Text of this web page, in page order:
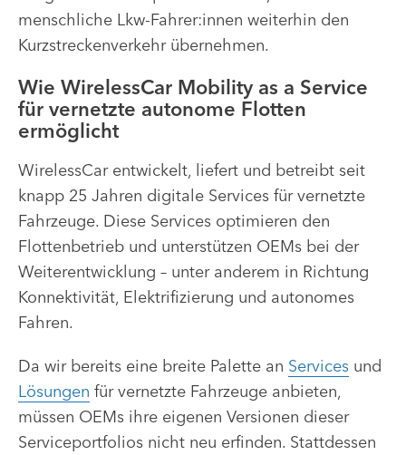
menschliche Lkw-Fahrer:innen weiterhin den
Kurzstreckenverkehr übernehmen.
Wie WirelessCar Mobility as a Service
für vernetzte autonome Flotten
ermöglicht
WirelessCar entwickelt, liefert und betreibt seit
knapp 25 Jahren digitale Services für vernetzte
Fahrzeuge. Diese Services optimieren den
Flottenbetrieb und unterstützen OEMs bei der
Weiterentwicklung – unter anderem in Richtung
Konnektivität, Elektrifizierung und autonomes
Fahren.
Da wir bereits eine breite Palette an Services und
Lösungen für vernetzte Fahrzeuge anbieten,
müssen OEMs ihre eigenen Versionen dieser
Serviceportfolios nicht neu erfinden. Stattdessen